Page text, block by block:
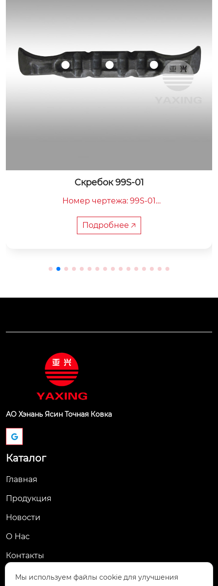
Скребок 99S-01
Номер чертежа: 99S-01
Внутренняя ширина: 175 мм
Вес: 24 кг
Подробнее 🡥
АО Хэнань Ясин Точная Ковка
Каталог
Главная
Продукция
Новости
О Hас
Контакты
Контакты
Мы используем файлы cookie для улучшения